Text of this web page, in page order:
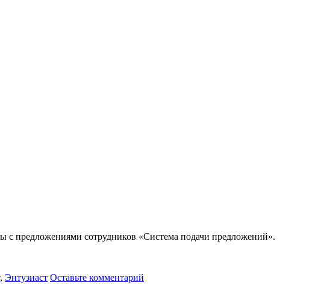
предложениями сотрудников «Система подачи предложений».
, Энтузиаст Оставьте комментарий